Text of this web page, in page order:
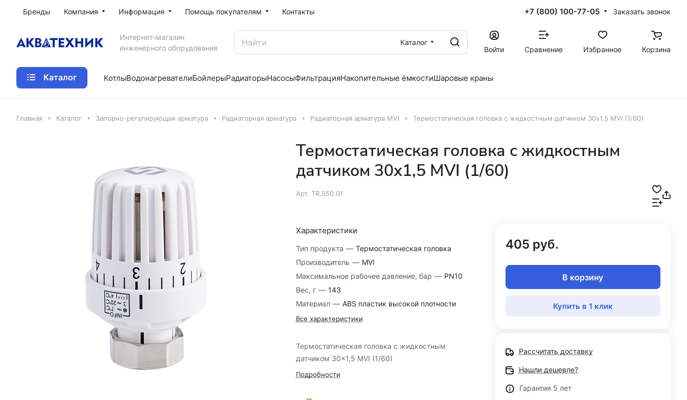
Бренды Компания Информация Помощь покупателям Контакты +7 (800) 100-77-05 Заказать звонок
Интернет-магазин
инженерного оборудования
Каталог
Войти
Сравнение Избранное Корзина
Каталог КотлыВодонагревателиБойлерыРадиаторыНасосыФильтрацияНакопительные ёмкостиШаровые краны
Главная Каталог Запорно-регулирующая арматура Радиаторная арматура Радиаторная арматура MVI Термостатическая головка с жидкостным датчиком 30x1,5 MVI (1/60)
Термостатическая головка с жидкостным
датчиком 30x1,5 MVI (1/60)
Арт. TR.550.01
Характеристики
Тип продукта — Термостатическая головка
Производитель — MVI
Максимальное рабочее давление, бар — PN10
Вес, г — 143
Материал — ABS пластик высокой плотности
Все характеристики
Термостатическая головка с жидкостным
датчиком 30x1,5 MVI (1/60)
Подробности
405 руб.
В корзину
Купить в 1 клик
Рассчитать доставку
Нашли дешевле?
Гарантия 5 лет